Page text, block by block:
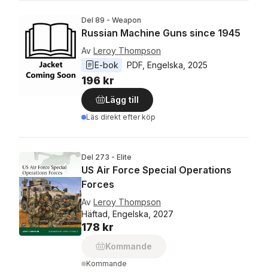
Del 89 - Weapon
Russian Machine Guns since 1945
Av Leroy Thompson
E-bok
PDF Engelska 2025
196 kr
Lägg till
Läs direkt efter köp
Del 273 - Elite
US Air Force Special Operations
Forces
Av Leroy Thompson
Häftad, Engelska, 2027
178 kr
Kommande
Kommande